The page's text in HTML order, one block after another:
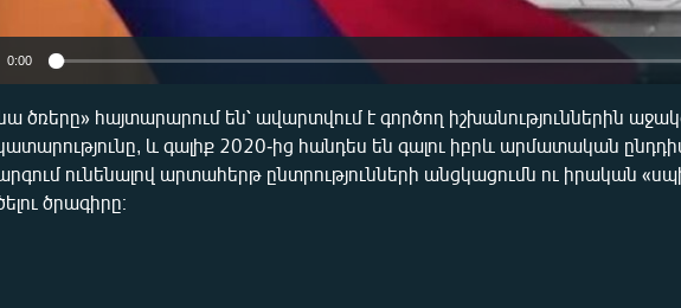
0:00
ծռերը» հայտարարում են՝ ավարտվում է գործող իշխանություններին
և գալիք 2020-ից հանդես են գալու իբրև արմատական
ունենալով արտահերթ ընտրությունների անցկացումն ու իրական
ծրագիրը։